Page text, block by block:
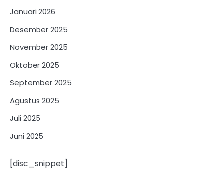
Januari 2026
Desember 2025
November 2025
Oktober 2025
September 2025
Agustus 2025
Juli 2025
Juni 2025
[disc_snippet]